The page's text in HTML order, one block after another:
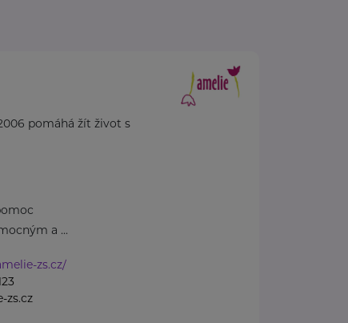
pomáhá žít život s
a ...
zs.cz/
zs.cz